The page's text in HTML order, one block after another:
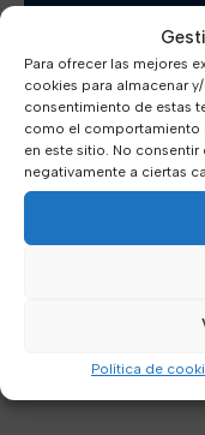
Para ofrecer las mejores
cookies para almacenar
consentimiento de estas
como el comportamiento
en este sitio. No
negativamente a ciertas
Política de